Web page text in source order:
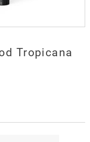
Tropicana